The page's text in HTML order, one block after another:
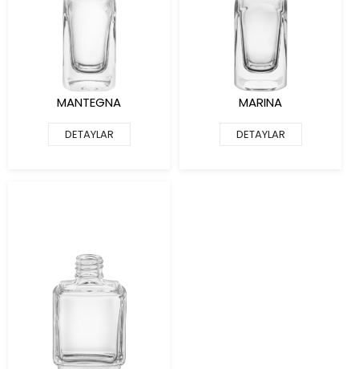
MANTEGNA
DETAYLAR
MARINA
DETAYLAR